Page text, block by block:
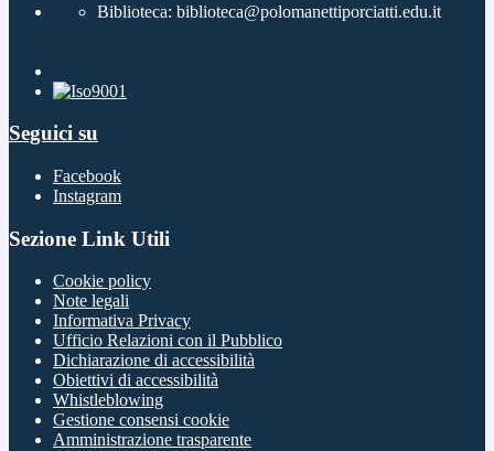
Biblioteca: biblioteca@polomanettiporciatti.edu.it
Seguici su
Facebook
Instagram
Sezione Link Utili
Cookie policy
Note legali
Informativa Privacy
Ufficio Relazioni con il Pubblico
Dichiarazione di accessibilità
Obiettivi di accessibilità
Whistleblowing
Gestione consensi cookie
Amministrazione trasparente